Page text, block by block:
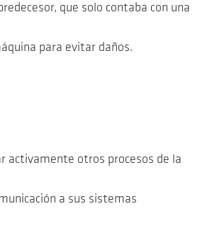
que solo contaba con una
para evitar daños.
activamente otros procesos de la
a sus sistemas